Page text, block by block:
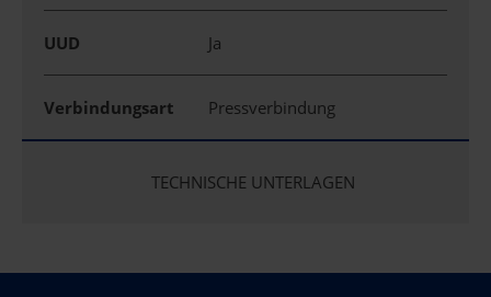
UUD Ja
Verbindungsart Pressverbindung
TECHNISCHE UNTERLAGEN